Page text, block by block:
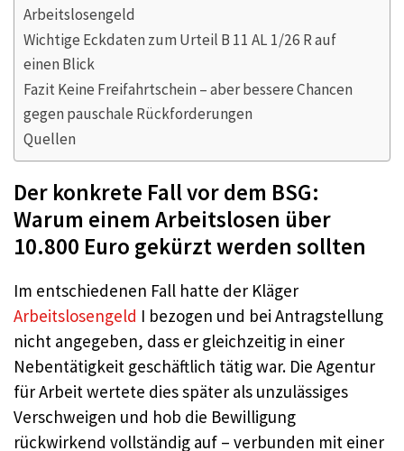
Arbeitslosengeld
Wichtige Eckdaten zum Urteil B 11 AL 1/26 R auf
einen Blick
Fazit Keine Freifahrtschein – aber bessere Chancen
gegen pauschale Rückforderungen
Quellen
Der konkrete Fall vor dem BSG:
Warum einem Arbeitslosen über
10.800 Euro gekürzt werden sollten
Im entschiedenen Fall hatte der Kläger
Arbeitslosengeld I bezogen und bei Antragstellung
nicht angegeben, dass er gleichzeitig in einer
Nebentätigkeit geschäftlich tätig war. Die Agentur
für Arbeit wertete dies später als unzulässiges
Verschweigen und hob die Bewilligung
rückwirkend vollständig auf – verbunden mit einer